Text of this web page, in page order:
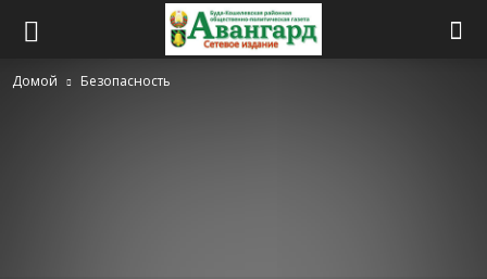
Домой Безопасность